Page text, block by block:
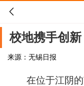

校地携手创
来源：无锡日报
在位于江阴的